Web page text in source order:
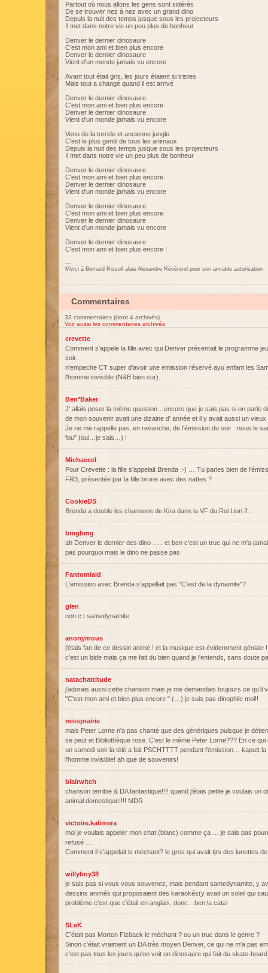
Partout où nous allons les gens sont sidérés
De se trouver nez à nez avec un grand dino
Depuis la nuit des temps jusque sous les projecteurs
Il met dans notre vie un peu plus de bonheur
Denver le dernier dinosaure
C'est mon ami et bien plus encore
Denver le dernier dinosaure
Vient d'un monde jamais vu encore
Avant tout était gris, les jours étaient si tristes
Mais tout a changé quand il est arrivé
Denver le dernier dinosaure
C'est mon ami et bien plus encore
Denver le dernier dinosaure
Vient d'un monde jamais vu encore
Venu de la torride et ancienne jungle
C'est le plus gentil de tous les animaux
Depuis la nuit des temps jusque sous les projecteurs
Il met dans notre vie un peu plus de bonheur
Denver le dernier dinosaure
C'est mon ami et bien plus encore
Denver le dernier dinosaure
Vient d'un monde jamais vu encore
Denver le dernier dinosaure
C'est mon ami et bien plus encore
Denver le dernier dinosaure
Vient d'un monde jamais vu encore
Denver le dernier dinosaure
C'est mon ami et bien plus encore !
---
Merci à Bernard Rissoll alias Alexandre Révérend pour son aimable autorisation
Commentaires
33 commentaires (dont 4 archivés)
Voir aussi les commentaires archivés
crevette
Comment s'appele la fille avec qui Denver présentait le programme
soir.
n'empeche CT super d'avoir une emission réservé ayu enfant les
l'homme invisible (N&B bien sur).
Ben*Baker
J' allais poser la même question…encore que je sais pas si on parle
de mon souvenir avait une dizaine d' année et il y avait aussi un vieux
Je ne me rappelle pas, en revanche, de l'émission du soir : nous le
fou" (oui…je sais…) !
Michaeeel
Pour Crevette : la fille s'appelait Brenda :-) … Tu parles bien de
FR3, présentée par la fille brune avec des nattes ?
CookieDS
Brenda a double les chansons de Kira dans la VF du Roi Lion 2…
bmgbmg
ah Denver le dernier des dino ….. et ben c'est un truc qui ne m'a
pas pourquoi mais le dino ne passe pas
Fantomiald
L'emission avec Brenda s'appellait pas "C'est de la dynamite"?
glen
non c t samedynamite
anonymous
j'étais fan de ce dessin animé ! et la musique est évidemment géniale
c'est un bide mais ça me fait du bien quand je l'entends, sans doute
natachattitude
j'adorais aussi cette chanson mais je me demandais toujours ce qu'il
"C'est mon ami et bien plus encore " (…) je suis pas dinophile moi!!
missprairie
mais Peter Lorne n'a pas chanté que des génériques puisque je
se peut et Bibliothèque rose. C'est le même Peter Lorne??? En ce
un samedi soir la télé a fait PSCHTTTT pendant l'émission… kaputt
l'homme invisible! ah que de souvenirs!
blairwitch
chanson terrible & DA fantastique!!!! quand j'étais petite je voulais un
animal domestique!!!! MDR
victoire.kalimera
moi je voulais appeler mon chat (blanc) comme ça … je sais pas
refusé …
Comment il s'appelait le méchant? le gros qui avait tjrs des lunettes
willyboy38
je sais pas si vous vous souvenez, mais pendant samedynamite, y
dessins animés qui proposaient des karaokés(y avait un soleil qui
problème c'est que c'était en anglais, donc…ben la cata!
SLeK
C'était pas Morton Fizback le méchant ? ou un truc dans le genre ?
Sinon c'était vraiment un DA très moyen Denver, ce qui ne m'a pas
c'est pas tous les jours qu'on voit un dinosaure qui fait du skate-